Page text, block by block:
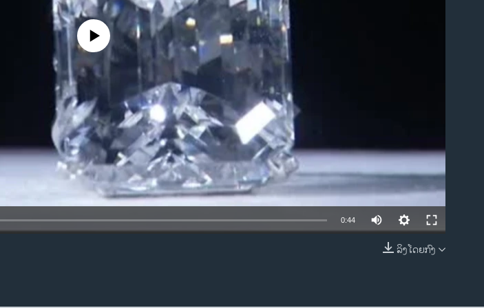
EMBED
No media source currently available
0:44
ລິງໂດຍກົງ